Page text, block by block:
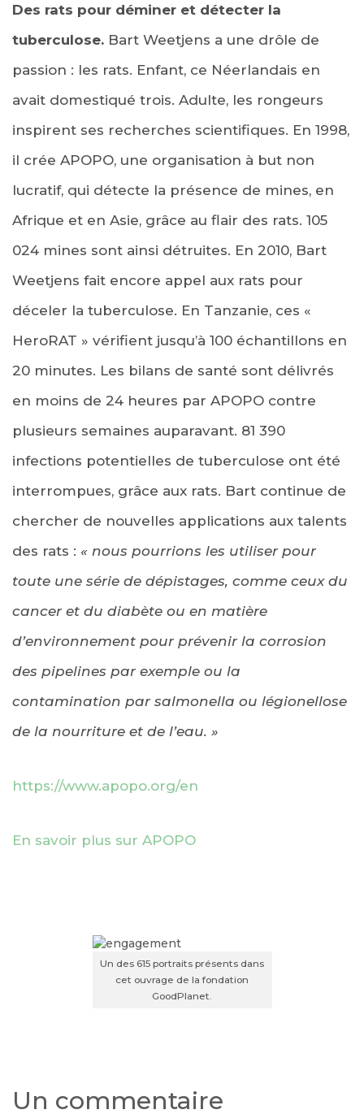
Des rats pour déminer et détecter la
tuberculose. Bart Weetjens a une drôle de
passion : les rats. Enfant, ce Néer­landais en
avait domestiqué trois. Adulte, les rongeurs
inspirent ses re­cherches scientifiques. En 1998,
il crée APOPO, une organisation à but non
lucratif, qui détecte la présence de mines, en
Afrique et en Asie, grâce au flair des rats. 105
024 mines sont ainsi détruites. En 2010, Bart
Weetjens fait encore appel aux rats pour
déceler la tubercu­lose. En Tanzanie, ces «
HeroRAT » vérifient jusqu’à 100 échantillons en
20 minutes. Les bilans de santé sont délivrés
en moins de 24 heures par APOPO contre
plusieurs semaines auparavant. 81 390
infections poten­tielles de tuberculose ont été
interrom­pues, grâce aux rats. Bart continue de
chercher de nouvelles applications aux talents
des rats : « nous pourrions les utiliser pour
toute une série de dépistages, comme ceux du
cancer et du diabète ou en matière
d’environnement pour pré­venir la corrosion
des pipelines par exemple ou la
contamination par sal­monella ou légionellose
de la nourriture et de l’eau. »
https://www.apopo.org/en
En savoir plus sur APOPO
Un des 615 portraits présents dans
cet ouvrage de la fondation
GoodPlanet.
Un commentaire